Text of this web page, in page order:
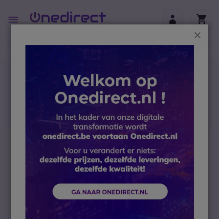
Toggle
Nav
btw)
Portofoons
Portofoons met vergunning
Midland HP108 - VHF
Ga naar het einde van de afbeeldingen-gallerij